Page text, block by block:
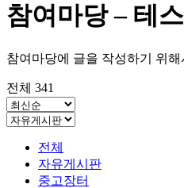
참여마당 – 테
참여마당에 글을 작성하기 위해
전체 341
전체
자유게시판
중고장터